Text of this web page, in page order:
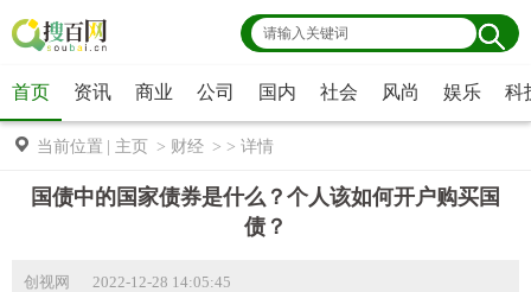
首页 资讯 商业 公司 国内 社会 风尚 娱乐 科
当前位置 主页 > 财经 > > 详情
国债中的国家债券是什么？个人该如何开户购买国
债？
创视网 2022-12-28 14:05:45